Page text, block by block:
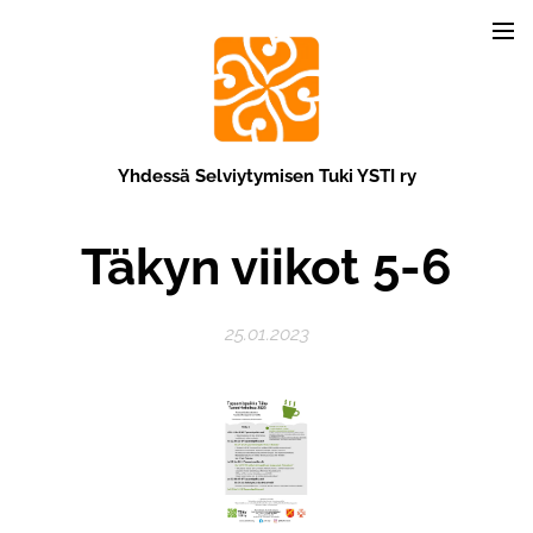
Yhdessä Selviytymisen Tuki YSTI ry
Täkyn viikot 5-6
25.01.2023